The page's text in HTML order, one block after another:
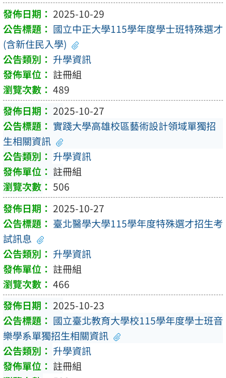
2025-10-29
國立中正大學115學年度學士班特殊選才
(含新住民入學)
升學資訊
註冊組
489
2025-10-27
實踐大學高雄校區藝術設計領域單獨招
生相關資訊
升學資訊
註冊組
506
2025-10-27
臺北醫學大學115學年度特殊選才招生考
試訊息
升學資訊
註冊組
466
2025-10-23
國立臺北教育大學校115學年度學士班音
樂學系單獨招生相關資訊
升學資訊
註冊組